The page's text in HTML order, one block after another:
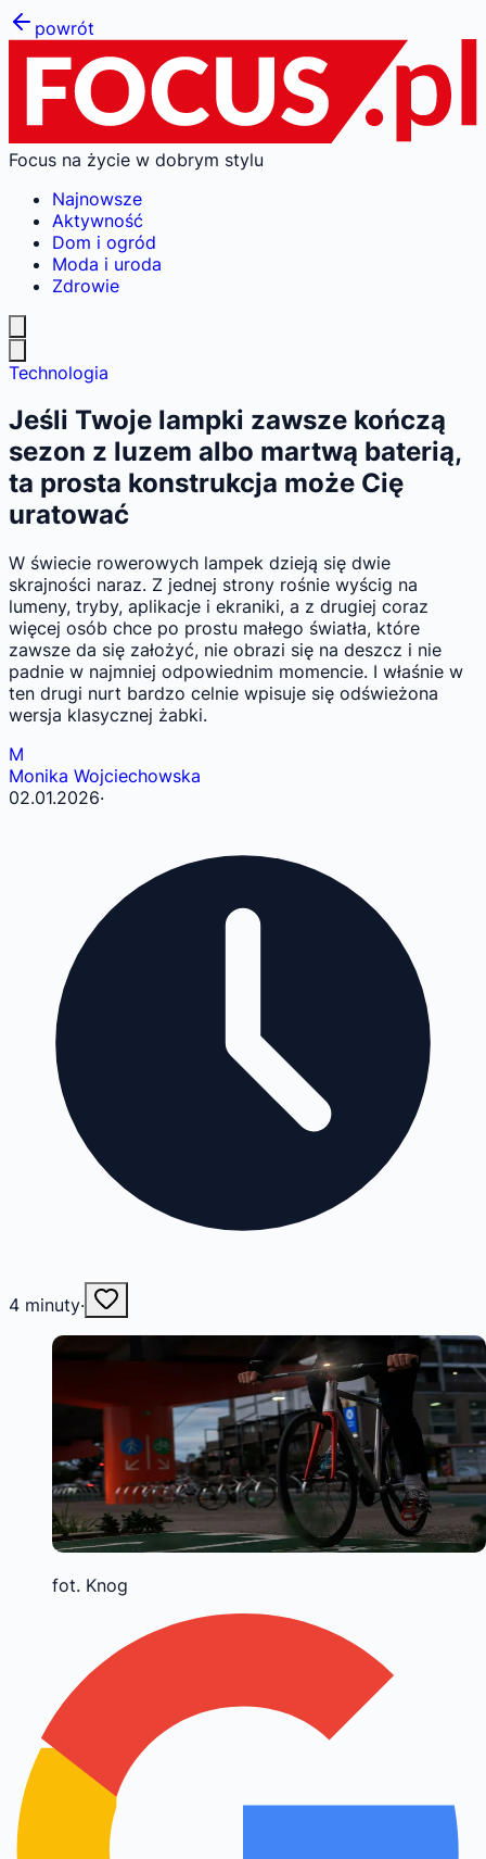
powrót
Focus na życie w dobrym stylu
Najnowsze
Aktywność
Dom i ogród
Moda i uroda
Zdrowie
Technologia
Jeśli Twoje lampki zawsze kończą
sezon z luzem albo martwą baterią,
ta prosta konstrukcja może Cię
uratować
W świecie rowerowych lampek dzieją się dwie
skrajności naraz. Z jednej strony rośnie wyścig na
lumeny, tryby, aplikacje i ekraniki, a z drugiej coraz
więcej osób chce po prostu małego światła, które
zawsze da się założyć, nie obrazi się na deszcz i nie
padnie w najmniej odpowiednim momencie. I właśnie w
ten drugi nurt bardzo celnie wpisuje się odświeżona
wersja klasycznej żabki.
M
Monika Wojciechowska
02.01.2026·
4 minuty·
fot. Knog